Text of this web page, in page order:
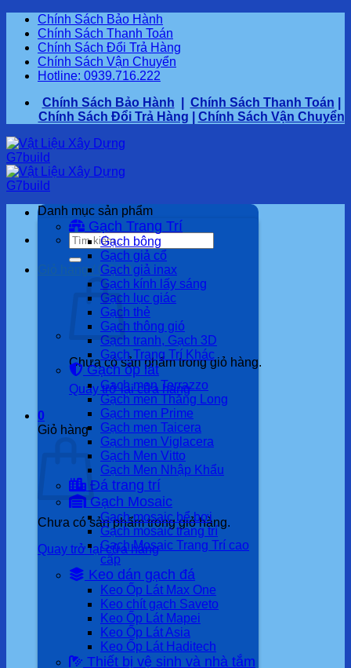
qua
dung
Chính Sách Bảo Hành
Chính Sách Thanh Toán
Chính Sách Đổi Trả Hàng
Chính Sách Vận Chuyển
Hotline: 0939.716.222
Chính Sách Bảo Hành
Chính Sách Thanh Toán
Chính Sách Đổi Trả Hàng
Chính Sách Vận Chuyển
Tìm
kiếm:
Giỏ hàng / 0,0₫ 0
Chưa có sản phẩm trong giỏ hàng.
Quay trở lại cửa hàng
0
Giỏ hàng
Chưa có sản phẩm trong giỏ hàng.
Quay trở lại cửa hàng
Danh mục sản phẩm
Gạch Trang Trí
Gạch bông
Gạch giả cổ
Gạch giả inax
Gạch kính lấy sáng
Gạch lục giác
Gạch thẻ
Gạch thông gió
Gạch tranh, Gạch 3D
Gạch Trang Trí Khác
Gạch ốp lát
Gạch men Terrazzo
Gạch men Thăng Long
Gạch men Prime
Gạch men Taicera
Gạch men Viglacera
Gạch Men Vitto
Gạch Men Nhập Khẩu
Đá trang trí
Gạch Mosaic
Gạch mosaic bể bơi
Gạch mosaic trang trí
Gạch Mosaic Trang Trí cao
cấp
Keo dán gạch đá
Keo Ốp Lát Max One
Keo chít gạch Saveto
Keo Ốp Lát Mapei
Keo Ốp Lát Asia
Keo Ốp Lát Haditech
Thiết bị vệ sinh và nhà tắm